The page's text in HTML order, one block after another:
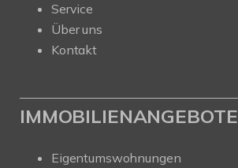
Service
Über uns
Kontakt
IMMOBILIENANGEBOTE
Eigentumswohnungen